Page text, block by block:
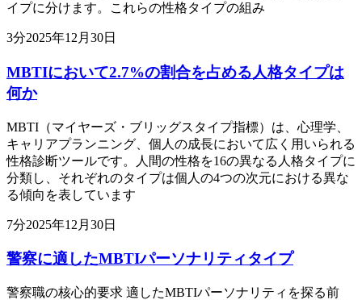
イプに分けます。これらの性格タイプの組み
3分2025年12月30日
MBTIにおいて2.7%の割合を占める人格タイプは
何か
MBTI（マイヤーズ・ブリッグスタイプ指標）は、心理学、
キャリアプランニング、個人の成長において広く用いられる
性格診断ツールです。人間の性格を16の異なる人格タイプに
分類し、それぞれのタイプは個人の4つの次元における異な
る傾向を表しています
7分2025年12月30日
警察に適したMBTIパーソナリティタイプ
警察職の核心的要求 適したMBTIパーソナリティを探る前